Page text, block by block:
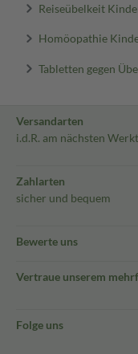
Reiseübelkeit
Homöopathie
Tabletten gegen
Versandarten
i.d.R. am nächsten
Zahlarten
sicher und bequem
Bewerte uns
Vertraue unserem
Folge uns